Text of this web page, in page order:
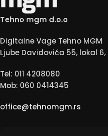
Tehno mgm d.o.o
Digitalne Vage Tehno MGM
Ljube Davidovića 55, lokal
Tel: 011 4208080
Mob: 060 0414345
office@tehnomgm.rs